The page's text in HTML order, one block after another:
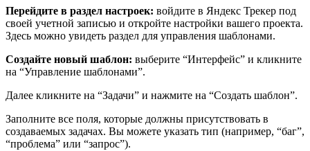
Перейдите в раздел настроек: войдите в Яндекс Трекер под
своей учетной записью и откройте настройки вашего проекта.
Здесь можно увидеть раздел для управления шаблонами.
Создайте новый шаблон: выберите “Интерфейс” и кликните
на “Управление шаблонами”.
Далее кликните на “Задачи” и нажмите на “Создать шаблон”.
Заполните все поля, которые должны присутствовать в
создаваемых задачах. Вы можете указать тип (например, “баг”,
“проблема” или “запрос”).